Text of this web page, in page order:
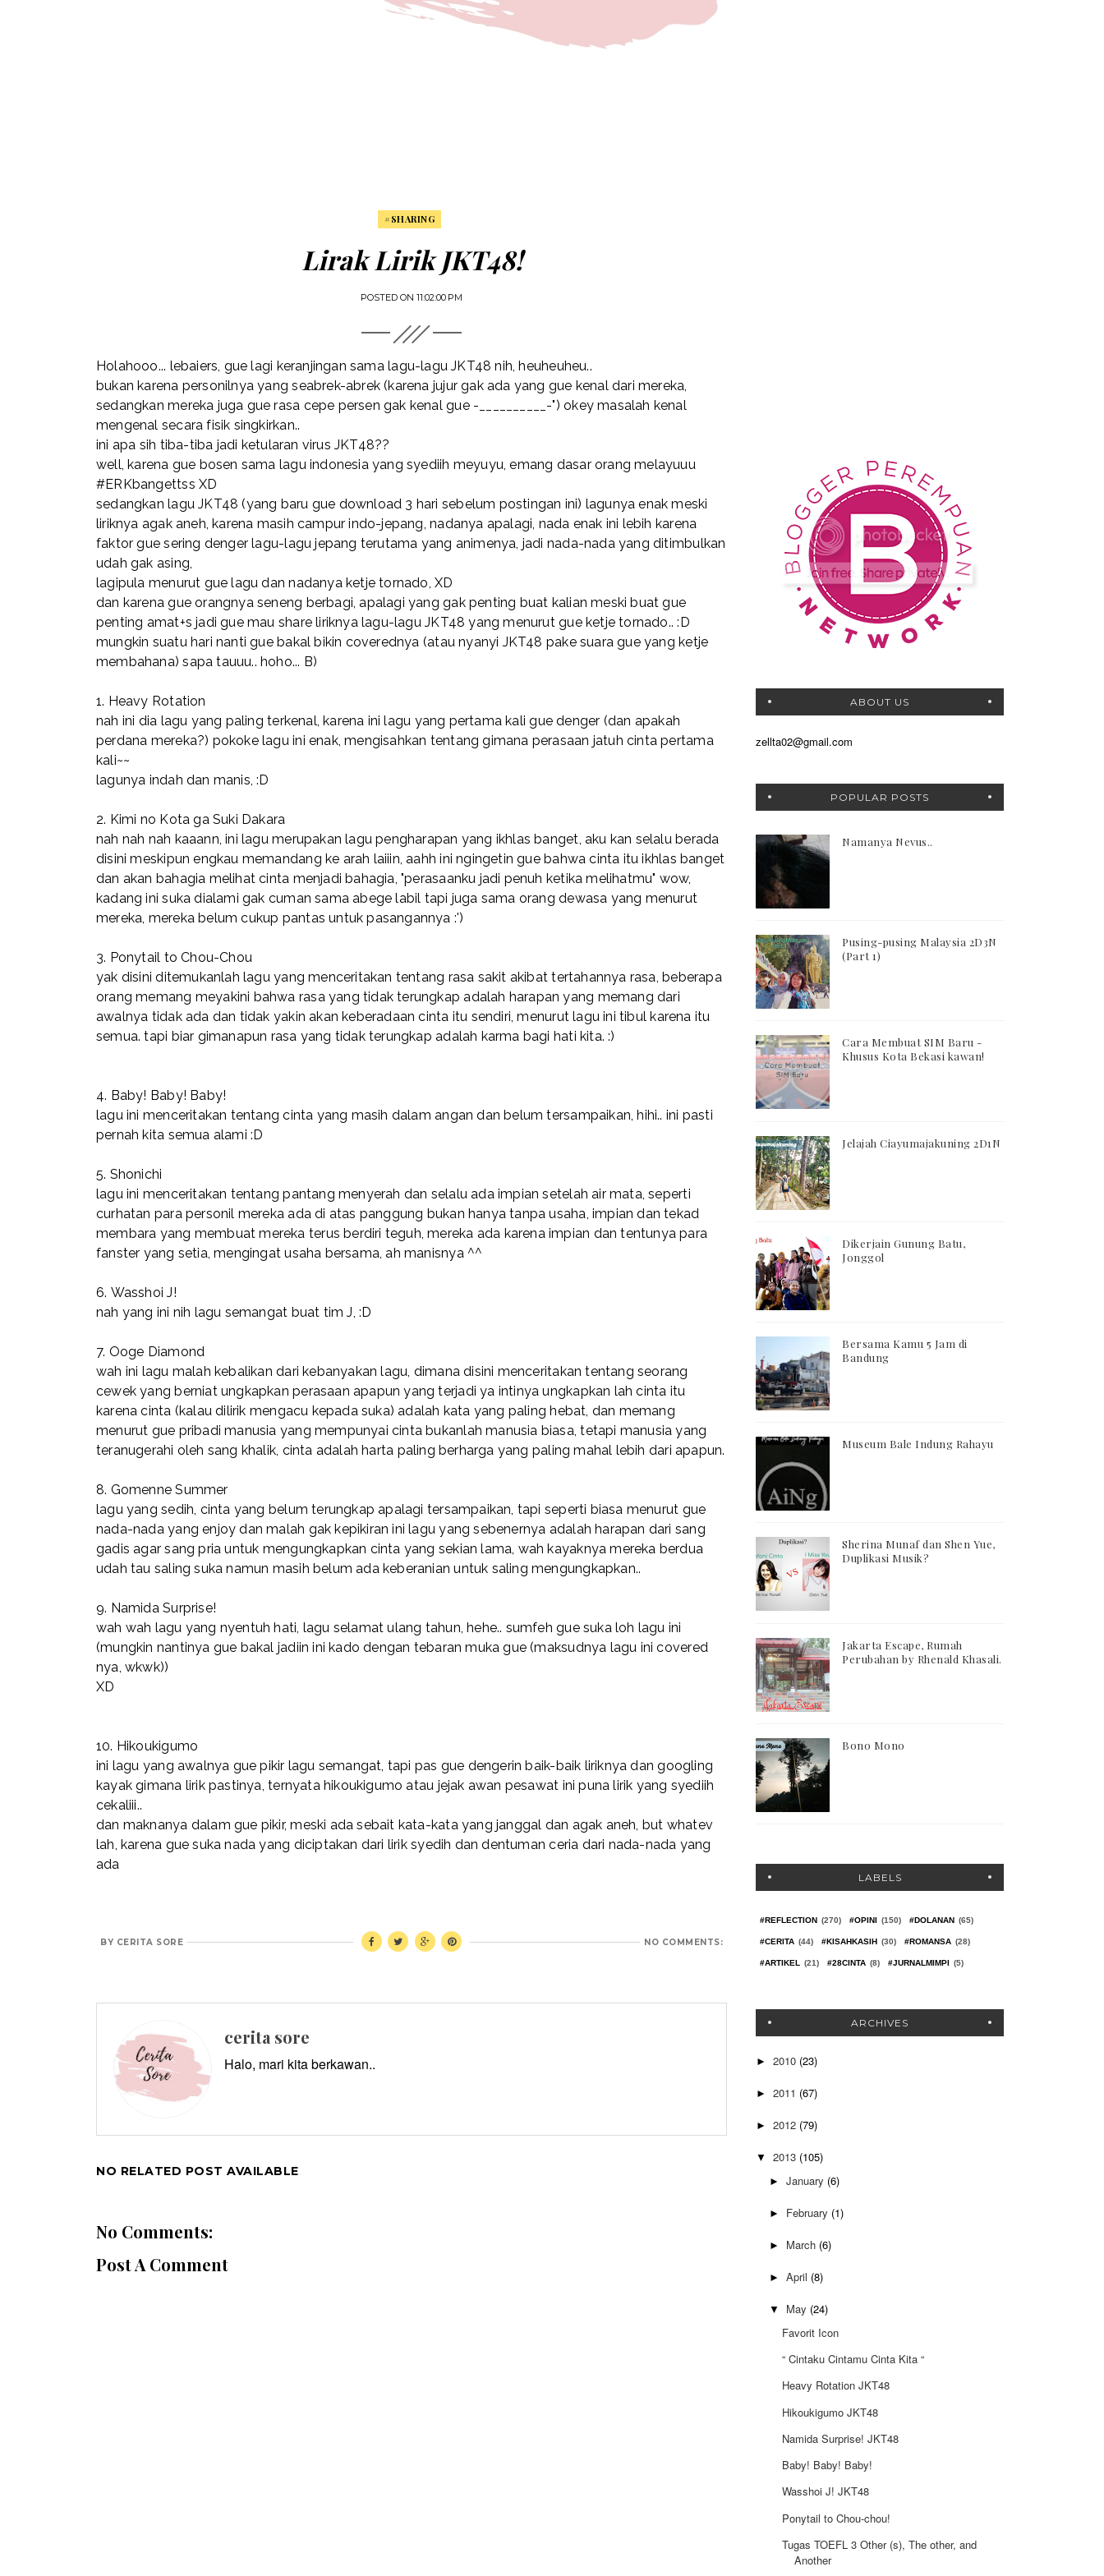
#SHARING
Lirak Lirik JKT48!
POSTED ON 11:02:00 PM
Holahooo... lebaiers, gue lagi keranjingan sama lagu-lagu JKT48 nih, heuheuheu..
bukan karena personilnya yang seabrek-abrek (karena jujur gak ada yang gue kenal dari mereka,
sedangkan mereka juga gue rasa cepe persen gak kenal gue -__________-") okey masalah kenal
mengenal secara fisik singkirkan..
ini apa sih tiba-tiba jadi ketularan virus JKT48??
well, karena gue bosen sama lagu indonesia yang syediih meyuyu, emang dasar orang melayuuu
#ERKbangettss XD
sedangkan lagu JKT48 (yang baru gue download 3 hari sebelum postingan ini) lagunya enak meski
liriknya agak aneh, karena masih campur indo-jepang, nadanya apalagi, nada enak ini lebih karena
faktor gue sering denger lagu-lagu jepang terutama yang animenya, jadi nada-nada yang ditimbulkan
udah gak asing,
lagipula menurut gue lagu dan nadanya ketje tornado, XD
dan karena gue orangnya seneng berbagi, apalagi yang gak penting buat kalian meski buat gue
penting amat+s jadi gue mau share liriknya lagu-lagu JKT48 yang menurut gue ketje tornado.. :D
mungkin suatu hari nanti gue bakal bikin coverednya (atau nyanyi JKT48 pake suara gue yang ketje
membahana) sapa tauuu.. hoho... B)
1. Heavy Rotation
nah ini dia lagu yang paling terkenal, karena ini lagu yang pertama kali gue denger (dan apakah
perdana mereka?) pokoke lagu ini enak, mengisahkan tentang gimana perasaan jatuh cinta pertama
kali~~
lagunya indah dan manis, :D
2. Kimi no Kota ga Suki Dakara
nah nah nah kaaann, ini lagu merupakan lagu pengharapan yang ikhlas banget, aku kan selalu berada
disini meskipun engkau memandang ke arah laiiin, aahh ini ngingetin gue bahwa cinta itu ikhlas banget
dan akan bahagia melihat cinta menjadi bahagia, "perasaanku jadi penuh ketika melihatmu" wow,
kadang ini suka dialami gak cuman sama abege labil tapi juga sama orang dewasa yang menurut
mereka, mereka belum cukup pantas untuk pasangannya :')
3. Ponytail to Chou-Chou
yak disini ditemukanlah lagu yang menceritakan tentang rasa sakit akibat tertahannya rasa, beberapa
orang memang meyakini bahwa rasa yang tidak terungkap adalah harapan yang memang dari
awalnya tidak ada dan tidak yakin akan keberadaan cinta itu sendiri, menurut lagu ini tibul karena itu
semua. tapi biar gimanapun rasa yang tidak terungkap adalah karma bagi hati kita. :)
4. Baby! Baby! Baby!
lagu ini menceritakan tentang cinta yang masih dalam angan dan belum tersampaikan, hihi.. ini pasti
pernah kita semua alami :D
5. Shonichi
lagu ini menceritakan tentang pantang menyerah dan selalu ada impian setelah air mata, seperti
curhatan para personil mereka ada di atas panggung bukan hanya tanpa usaha, impian dan tekad
membara yang membuat mereka terus berdiri teguh, mereka ada karena impian dan tentunya para
fanster yang setia, mengingat usaha bersama, ah manisnya ^^
6. Wasshoi J!
nah yang ini nih lagu semangat buat tim J, :D
7. Ooge Diamond
wah ini lagu malah kebalikan dari kebanyakan lagu, dimana disini menceritakan tentang seorang
cewek yang berniat ungkapkan perasaan apapun yang terjadi ya intinya ungkapkan lah cinta itu
karena cinta (kalau dilirik mengacu kepada suka) adalah kata yang paling hebat, dan memang
menurut gue pribadi manusia yang mempunyai cinta bukanlah manusia biasa, tetapi manusia yang
teranugerahi oleh sang khalik, cinta adalah harta paling berharga yang paling mahal lebih dari apapun.
8. Gomenne Summer
lagu yang sedih, cinta yang belum terungkap apalagi tersampaikan, tapi seperti biasa menurut gue
nada-nada yang enjoy dan malah gak kepikiran ini lagu yang sebenernya adalah harapan dari sang
gadis agar sang pria untuk mengungkapkan cinta yang sekian lama, wah kayaknya mereka berdua
udah tau saling suka namun masih belum ada keberanian untuk saling mengungkapkan..
9. Namida Surprise!
wah wah lagu yang nyentuh hati, lagu selamat ulang tahun, hehe.. sumfeh gue suka loh lagu ini
(mungkin nantinya gue bakal jadiin ini kado dengan tebaran muka gue (maksudnya lagu ini covered
nya, wkwk))
XD
10. Hikoukigumo
ini lagu yang awalnya gue pikir lagu semangat, tapi pas gue dengerin baik-baik liriknya dan googling
kayak gimana lirik pastinya, ternyata hikoukigumo atau jejak awan pesawat ini puna lirik yang syediih
cekaliii..
dan maknanya dalam gue pikir, meski ada sebait kata-kata yang janggal dan agak aneh, but whatev
lah, karena gue suka nada yang diciptakan dari lirik syedih dan dentuman ceria dari nada-nada yang
ada
NO COMMENTS:
BY CERITA SORE
cerita sore
Halo, mari kita berkawan..
NO RELATED POST AVAILABLE
No Comments:
Post A Comment
ABOUT US
zellta02@gmail.com
POPULAR POSTS
Namanya Nevus..
Pusing-pusing Malaysia 2D3N
(Part 1)
Cara Membuat SIM Baru -
Khusus Kota Bekasi kawan!
Jelajah Ciayumajakuning 2D1N
Dikerjain Gunung Batu,
Jonggol
Bersama Kamu 5 Jam di
Bandung
Museum Bale Indung Rahayu
Sherina Munaf dan Shen Yue,
Duplikasi Musik?
Jakarta Escape, Rumah
Perubahan by Rhenald Khasali.
Bono Mono
LABELS
#REFLECTION (270) #OPINI (150) #DOLANAN (65)
#CERITA (44) #KISAHKASIH (30) #ROMANSA (28)
#ARTIKEL (21) #28CINTA (8) #JURNALMIMPI (5)
ARCHIVES
► 2010 (23)
► 2011 (67)
► 2012 (79)
▼ 2013 (105)
► January (6)
► February (1)
► March (6)
► April (8)
▼ May (24)
Favorit Icon
“ Cintaku Cintamu Cinta Kita “
Heavy Rotation JKT48
Hikoukigumo JKT48
Namida Surprise! JKT48
Baby! Baby! Baby!
Wasshoi J! JKT48
Ponytail to Chou-chou!
Tugas TOEFL 3 Other (s), The other, and
Another